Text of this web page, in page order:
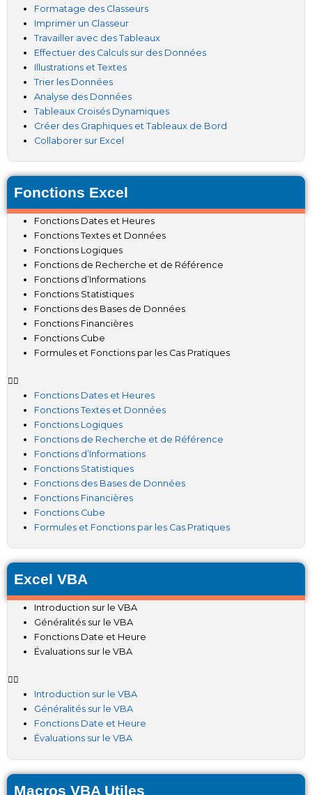
Formatage des Classeurs
Imprimer un Classeur
Travailler avec des Tableaux
Effectuer des Calculs sur des Données
Illustrations et Textes
Trier les Données
Analyse des Données
Tableaux Croisés Dynamiques
Créer des Graphiques et Tableaux de Bord
Collaborer sur Excel
Fonctions Excel
Fonctions Dates et Heures
Fonctions Textes et Données
Fonctions Logiques
Fonctions de Recherche et de Référence
Fonctions d’Informations
Fonctions Statistiques
Fonctions des Bases de Données
Fonctions Financières
Fonctions Cube
Formules et Fonctions par les Cas Pratiques
Fonctions Dates et Heures
Fonctions Textes et Données
Fonctions Logiques
Fonctions de Recherche et de Référence
Fonctions d’Informations
Fonctions Statistiques
Fonctions des Bases de Données
Fonctions Financières
Fonctions Cube
Formules et Fonctions par les Cas Pratiques
Excel VBA
Introduction sur le VBA
Généralités sur le VBA
Fonctions Date et Heure
Évaluations sur le VBA
Introduction sur le VBA
Généralités sur le VBA
Fonctions Date et Heure
Évaluations sur le VBA
Macros VBA Utiles